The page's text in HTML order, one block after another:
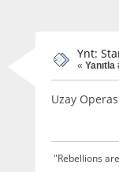
Ynt:
« Yanıtla
Uzay
"Rebellions